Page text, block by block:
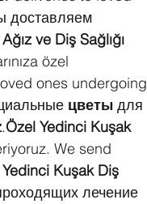
доставляем
ve Diş Sağlığı
özel
ones undergoing
цветы для
.Özel Yedinci Kuşak
We send
Kuşak Diş
лечение